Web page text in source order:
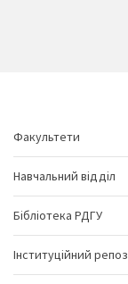
Факультети
Навчальний відділ
Бібліотека РДГУ
Інституційний